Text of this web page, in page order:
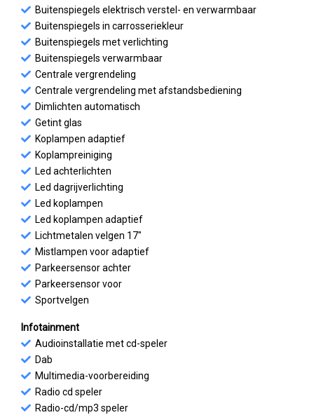
Buitenspiegels elektrisch verstel- en verwarmbaar
Buitenspiegels in carrosseriekleur
Buitenspiegels met verlichting
Buitenspiegels verwarmbaar
Centrale vergrendeling
Centrale vergrendeling met afstandsbediening
Dimlichten automatisch
Getint glas
Koplampen adaptief
Koplampreiniging
Led achterlichten
Led dagrijverlichting
Led koplampen
Led koplampen adaptief
Lichtmetalen velgen 17"
Mistlampen voor adaptief
Parkeersensor achter
Parkeersensor voor
Sportvelgen
Infotainment
Audioinstallatie met cd-speler
Dab
Multimedia-voorbereiding
Radio cd speler
Radio-cd/mp3 speler